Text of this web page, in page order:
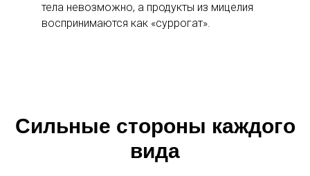
тела невозможно, а продукты из мицелия
воспринимаются как «суррогат».
Сильные стороны каждого
вида